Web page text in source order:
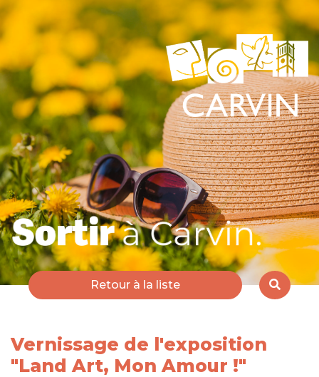
Retour à la liste
Vernissage de l'exposition
"Land Art, Mon Amour !"